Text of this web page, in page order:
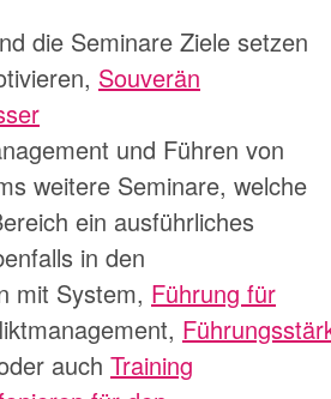
die Seminare Ziele setzen
, Souverän
und Führen von
weitere Seminare, welche
ein ausführliches
in den
mit System, Führung für
,
auch Training